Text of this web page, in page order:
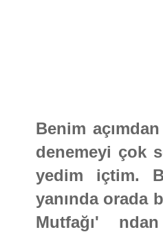
Benim
denemeyi çok
yedim içtim.
yanında orada
Mutfağı'